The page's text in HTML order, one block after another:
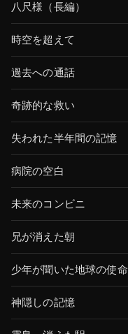
八尺様（長編）
時空を超えて
過去への通話
奇跡的な救い
失われた半年間の記憶
病院の空白
未来のコンビニ
兄が消えた朝
少年が聞いた地球の使命
神隠しの記憶